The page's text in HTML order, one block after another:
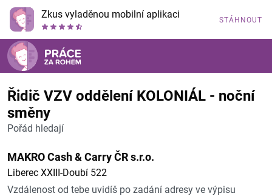
Zkus vyladěnou mobilní aplikaci STÁHNOUT
Řidič VZV oddělení KOLONIÁL - noční
směny
Pořád hledají
MAKRO Cash & Carry ČR s.r.o.
Liberec XXIII-Doubí 522
Vzdálenost od tebe uvidíš po zadání adresy ve výpisu